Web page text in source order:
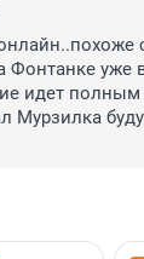
Фонтанке уже
идет
Мурзилка